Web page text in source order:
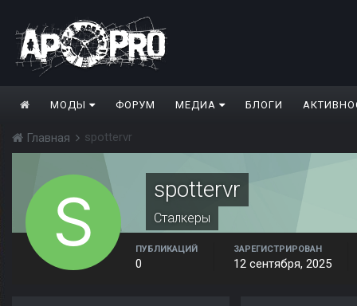
МОДЫ ФОРУМ МЕДИА БЛОГИ
Главная spottervr
spottervr
Сталкеры
ПУБЛИКАЦИЙ
0
ЗАРЕГИСТРИРОВАН
12 сентября, 2025